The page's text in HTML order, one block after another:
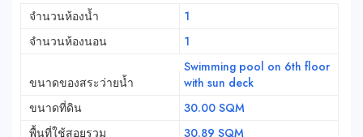
จำนวนห้องน้ำ
1
จำนวนห้องนอน
1
ขนาดของสระว่ายน้ำ
Swimming pool on 6th floor
with sun deck
ขนาดที่ดิน
30.00 SQM
พื้นที่ใช้สอยรวม
30.89 SQM